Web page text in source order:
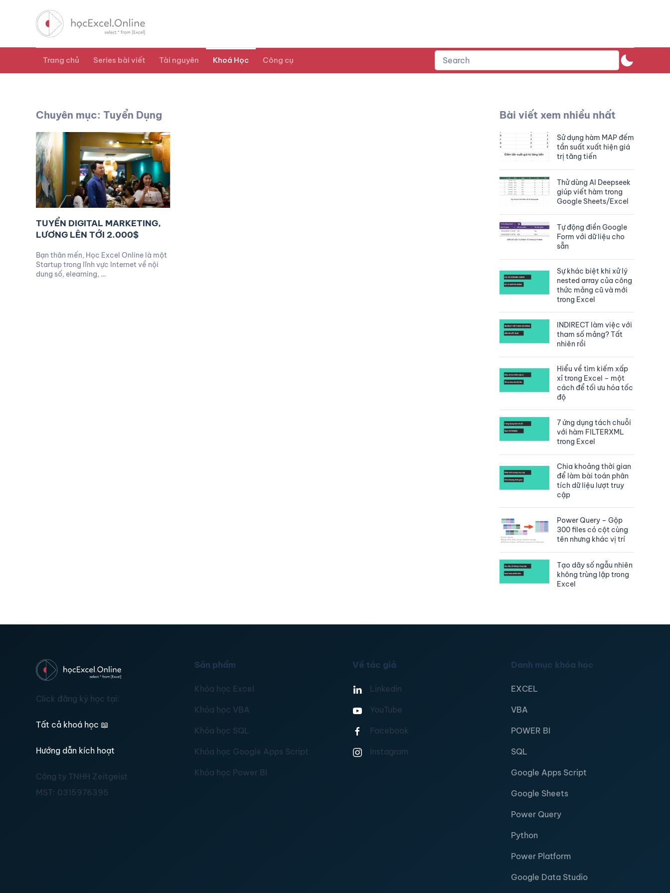
Trang chủ Series bài viết Tài nguyên Khoá Học Công cụ
Chuyên mục: Tuyển Dụng
TUYỂN DIGITAL MARKETING,
LƯƠNG LÊN TỚI 2.000$
Bạn thân mến, Học Excel Online là một
Startup trong lĩnh vực Internet về nội
dung số, elearning, …
Bài viết xem nhiều nhất
Sử dụng hàm MAP đếm
tần suất xuất hiện giá
trị tăng tiến
Thử dùng AI Deepseek
giúp viết hàm trong
Google Sheets/Excel
Tự động điền Google
Form với dữ liệu cho
sẵn
Sự khác biệt khi xử lý
nested array của công
thức mảng cũ và mới
trong Excel
INDIRECT làm việc với
tham số mảng? Tất
nhiên rồi
Hiểu về tìm kiếm xấp
xỉ trong Excel – một
cách để tối ưu hóa tốc
độ
7 ứng dụng tách chuỗi
với hàm FILTERXML
trong Excel
Chia khoảng thời gian
để làm bài toán phân
tích dữ liệu lượt truy
cập
Power Query – Gộp
300 files có cột cùng
tên nhưng khác vị trí
Tạo dãy số ngẫu nhiên
không trùng lặp trong
Excel
Click đăng ký học tại:
Tất cả khoá học 📖
Hướng dẫn kích hoạt
Công ty TNHH Zeitgeist
MST: 0315976395
Sản phẩm
Khóa học Excel
Khóa học VBA
Khóa học SQL
Khóa học Google Apps Script
Khóa học Power BI
Về tác giả
Linkedin
YouTube
Facebook
Instagram
Danh mục khóa học
EXCEL
VBA
POWER BI
SQL
Google Apps Script
Google Sheets
Power Query
Python
Power Platform
Google Data Studio